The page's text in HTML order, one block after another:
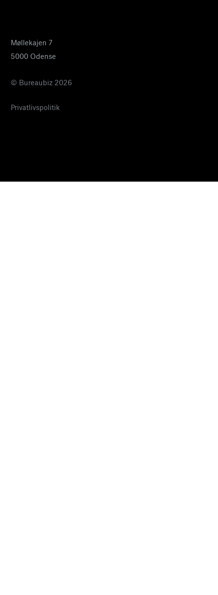
Møllekajen 7
5000 Odense
© Bureaubiz 2026
Privatlivspolitik